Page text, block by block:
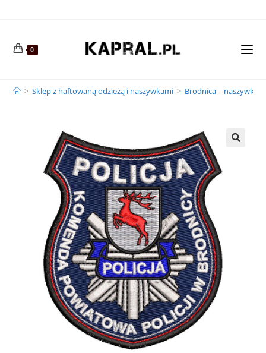
0
> Sklep z haftowaną odzieżą i naszywkami > Brodnica – naszywka